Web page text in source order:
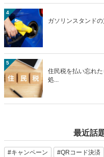
4
ガソリンスタンド
5
住民税を払い忘れ
処...
最近話
#キャンペーン #QRコード決済